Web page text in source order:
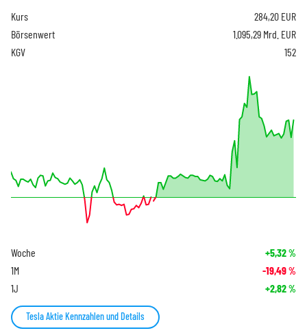
Kurs 284,20 EUR
Börsenwert
1.095,29 Mrd. EUR
KGV
152
Woche +5,32%
1M -19,49%
1J +2,82%
Tesla Aktie Kennzahlen und Details